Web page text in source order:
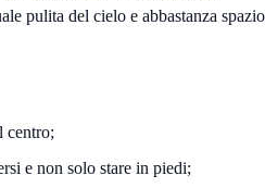
pulita del cielo e abbastanza spazio
centro;
e non solo stare in piedi;